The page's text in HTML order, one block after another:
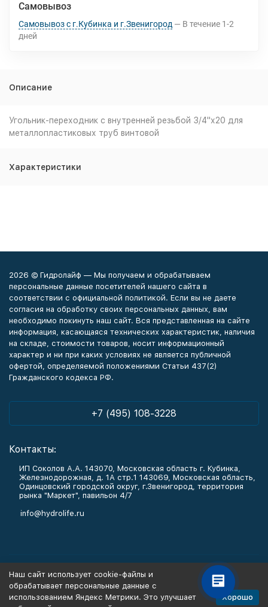
Самовывоз
Самовывоз с г.Кубинка и г.Звенигород В течение 1-2
дней
Описание
Угольник-переходник с внутренней резьбой 3/4"х20 для
металлопластиковых труб винтовой
Характеристики
2026 © Гидролайф — Мы получаем и обрабатываем
персональные данные посетителей нашего сайта в
соответствии с официальной политикой. Если вы не даете
согласия на обработку своих персональных данных, вам
необходимо покинуть наш сайт. Вся представленная на сайте
информация, касающаяся технических характеристик, наличия
на складе, стоимости товаров, носит информационный
характер и ни при каких условиях не является публичной
офертой, определяемой положениями Статьи 437(2)
Гражданского кодекса РФ.
+7 (495) 108-3228
Контакты:
ИП Соколов А.А. 143070, Московская область г. Кубинка,
Железнодорожная, д. 1А стр.1 143069, Московская область,
Одинцовский городской округ, г.Звенигород, территория
рынка "Маркет", павильон 4/7
info@hydrolife.ru
Информация
Наш сайт использует cookie-файлы и
обрабатывает персональные данные с
использованием Яндекс Метрики. Это улучшает
Хорошо